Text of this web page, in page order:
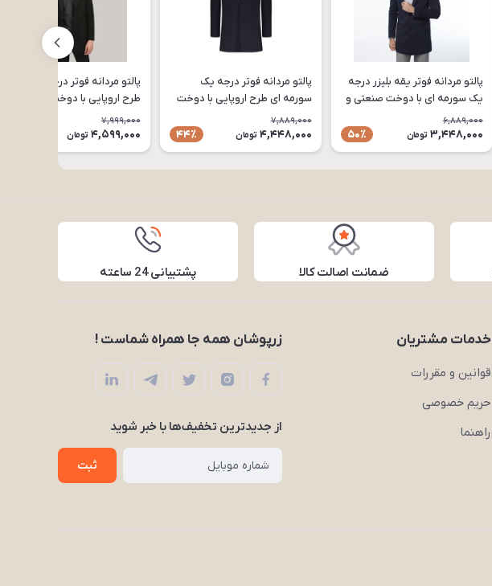
پالتو مردانه فوتر یقه بلیزر درجه
یک سورمه ای با دوخت صنعتی و
سایزبندی کامل مدل PA92
6,889,000
3,448,000 تومان 50٪
پالتو مردانه فوتر درجه یک
سورمه ای طرح اروپایی با دوخت
صنعتی و سایزبندی کامل مدل
PA92
7,889,000
4,448,000 تومان 44٪
پالتو مردانه فوتر درجه یک مشکی
طرح اروپایی با دوخت صنعتی و
سایزبندی کامل مدل PA84
7,999,000
4,599,000 تومان
ضمانت اصالت کالا پشتیبانی 24 ساعته
خدمات مشتریان
قوانین و مقررات
حریم خصوصی
راهنما
زرپوشان همه جا همراه شماست !
از جدید‌ترین تخفیف‌ها با‌ خبر شوید
ثبت